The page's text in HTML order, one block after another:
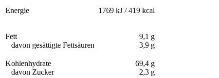
Energie 1769 kJ / 419 kcal
Fett
davon gesättigte Fettsäuren
9,1 g
3,9 g
Kohlenhydrate
davon Zucker
69,4 g
2,3 g